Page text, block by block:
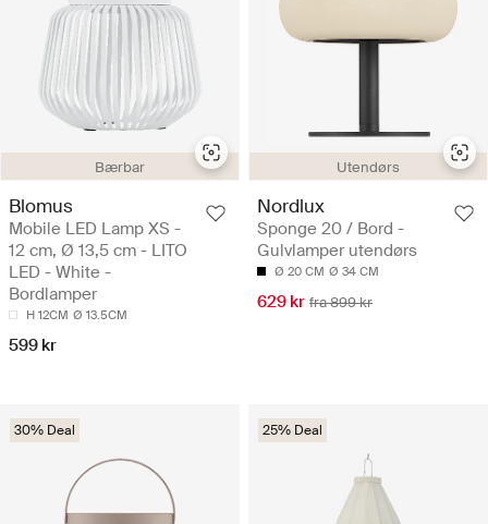
Bærbar
Blomus
Mobile LED Lamp XS -
12 cm, Ø 13,5 cm - LITO
LED - White -
Bordlamper
H 12CM Ø 13.5CM
599 kr
Utendørs
Nordlux
Sponge 20 / Bord -
Gulvlamper utendørs
Ø 20 CM Ø 34 CM
629 kr fra 899 kr
30% Deal 25% Deal